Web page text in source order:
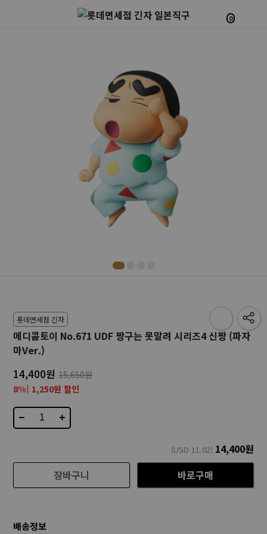
0
롯데면세점 긴자
메디콤토이 No.671 UDF 짱구는 못말려 시리즈4 신짱 (파자
마Ver.)
14,400원 15,650원
8% 1,250원 할인
− +
(USD 11.02) 14,400원
장바구니
바로구매
배송정보